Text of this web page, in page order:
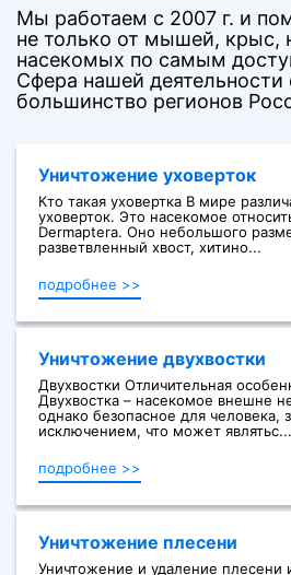
Мы работаем с 2007 г. и
не только от мышей, крыс,
насекомых по самым
Сфера нашей деятельности
большинство регионов
Уничтожение уховерток
Кто такая уховертка В мире
уховерток. Это насекомое
Dermaptera. Оно небольшого
разветвленный хвост, хитино...
подробнее >>
Уничтожение двухвостки
Двухвостки Отличительная
Двухвостка – насекомое внешне
однако безопасное для человека,
исключением, что может являтьс...
подробнее >>
Уничтожение плесени
Уничтожение и удаление плесени